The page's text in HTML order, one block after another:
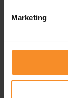
Marketing